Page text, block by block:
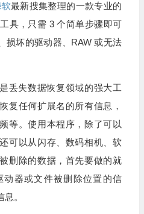
软最新搜集整理的一款专业的
具，只需 3 个简单步骤即可
损坏的驱动器、RAW 或无法
丢失数据恢复领域的强大工
复任何扩展名的所有信息，
等。使用本程序，除了可以
可以从闪存、数码相机、软
删除的数据，首先要做的就
动器或文件被删除位置的信
。